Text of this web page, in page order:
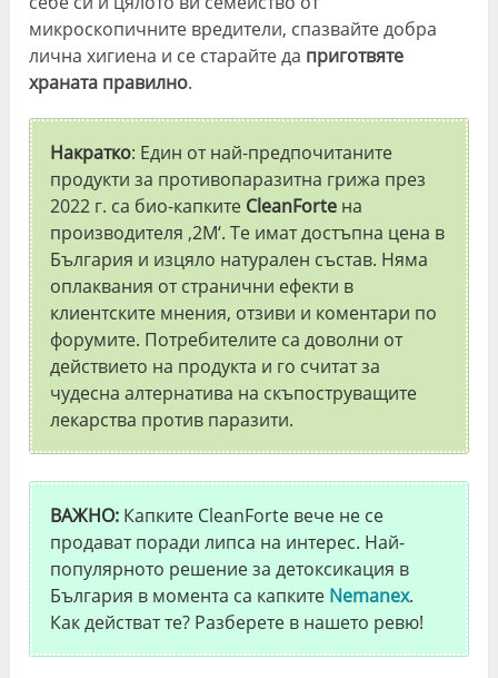
микроскопичните вредители, спазвайте добра
лична хигиена и се старайте да приготвяте
храната правилно.
Накратко: Един от най-предпочитаните
продукти за противопаразитна грижа през
2022 г. са био-капките CleanForte на
производителя ‚2М‘. Те имат достъпна цена в
България и изцяло натурален състав. Няма
оплаквания от странични ефекти в
клиентските мнения, отзиви и коментари по
форумите. Потребителите са доволни от
действието на продукта и го считат за
чудесна алтернатива на скъпоструващите
лекарства против паразити.
ВАЖНО: Капките CleanForte вече не се
продават поради липса на интерес. Най-
популярното решение за детоксикация в
България в момента са капките Nemanex.
Как действат те? Разберете в нашето ревю!